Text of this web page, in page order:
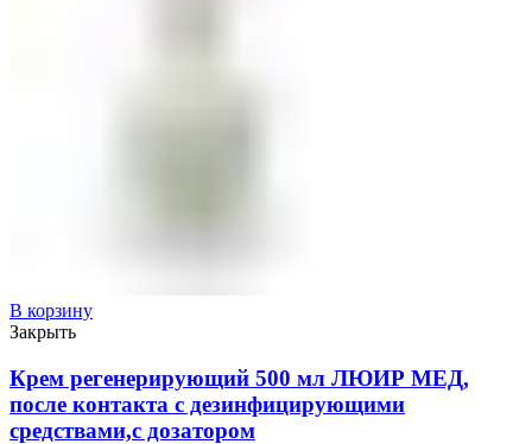
В корзину
Закрыть
Крем регенерирующий 500 мл ЛЮИР МЕД,
после контакта с дезинфицирующими
средствами,с дозатором